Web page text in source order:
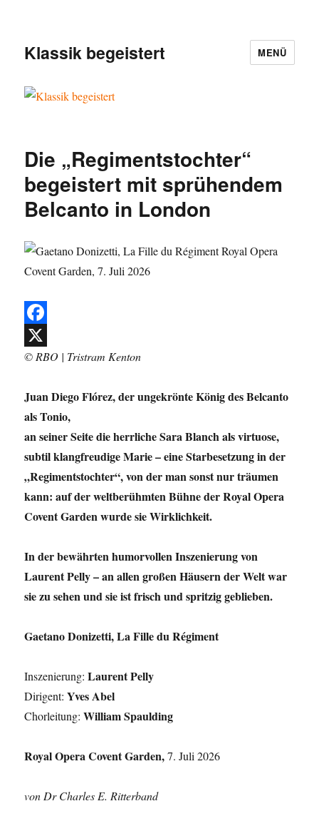
Klassik begeistert MENÜ
Die „Regimentstochter“
begeistert mit sprühendem
Belcanto in London
F
a
e
o
k
X
© RBO | Tristram Kenton
Juan Diego Flórez, der ungekrönte König des Belcanto
als Tonio,
an seiner Seite die herrliche Sara Blanch als virtuose,
subtil klangfreudige Marie – eine Starbesetzung in der
„Regimentstochter“, von der man sonst nur träumen
kann: auf der weltberühmten Bühne der Royal Opera
Covent Garden wurde sie Wirklichkeit.
In der bewährten humorvollen Inszenierung von
Laurent Pelly – an allen großen Häusern der Welt war
sie zu sehen und sie ist frisch und spritzig geblieben.
Gaetano Donizetti, La Fille du Régiment
Inszenierung:Laurent Pelly
Dirigent:Yves Abel
Chorleitung:William Spaulding
Royal Opera Covent Garden,7. Juli 2026
von Dr Charles E. Ritterband